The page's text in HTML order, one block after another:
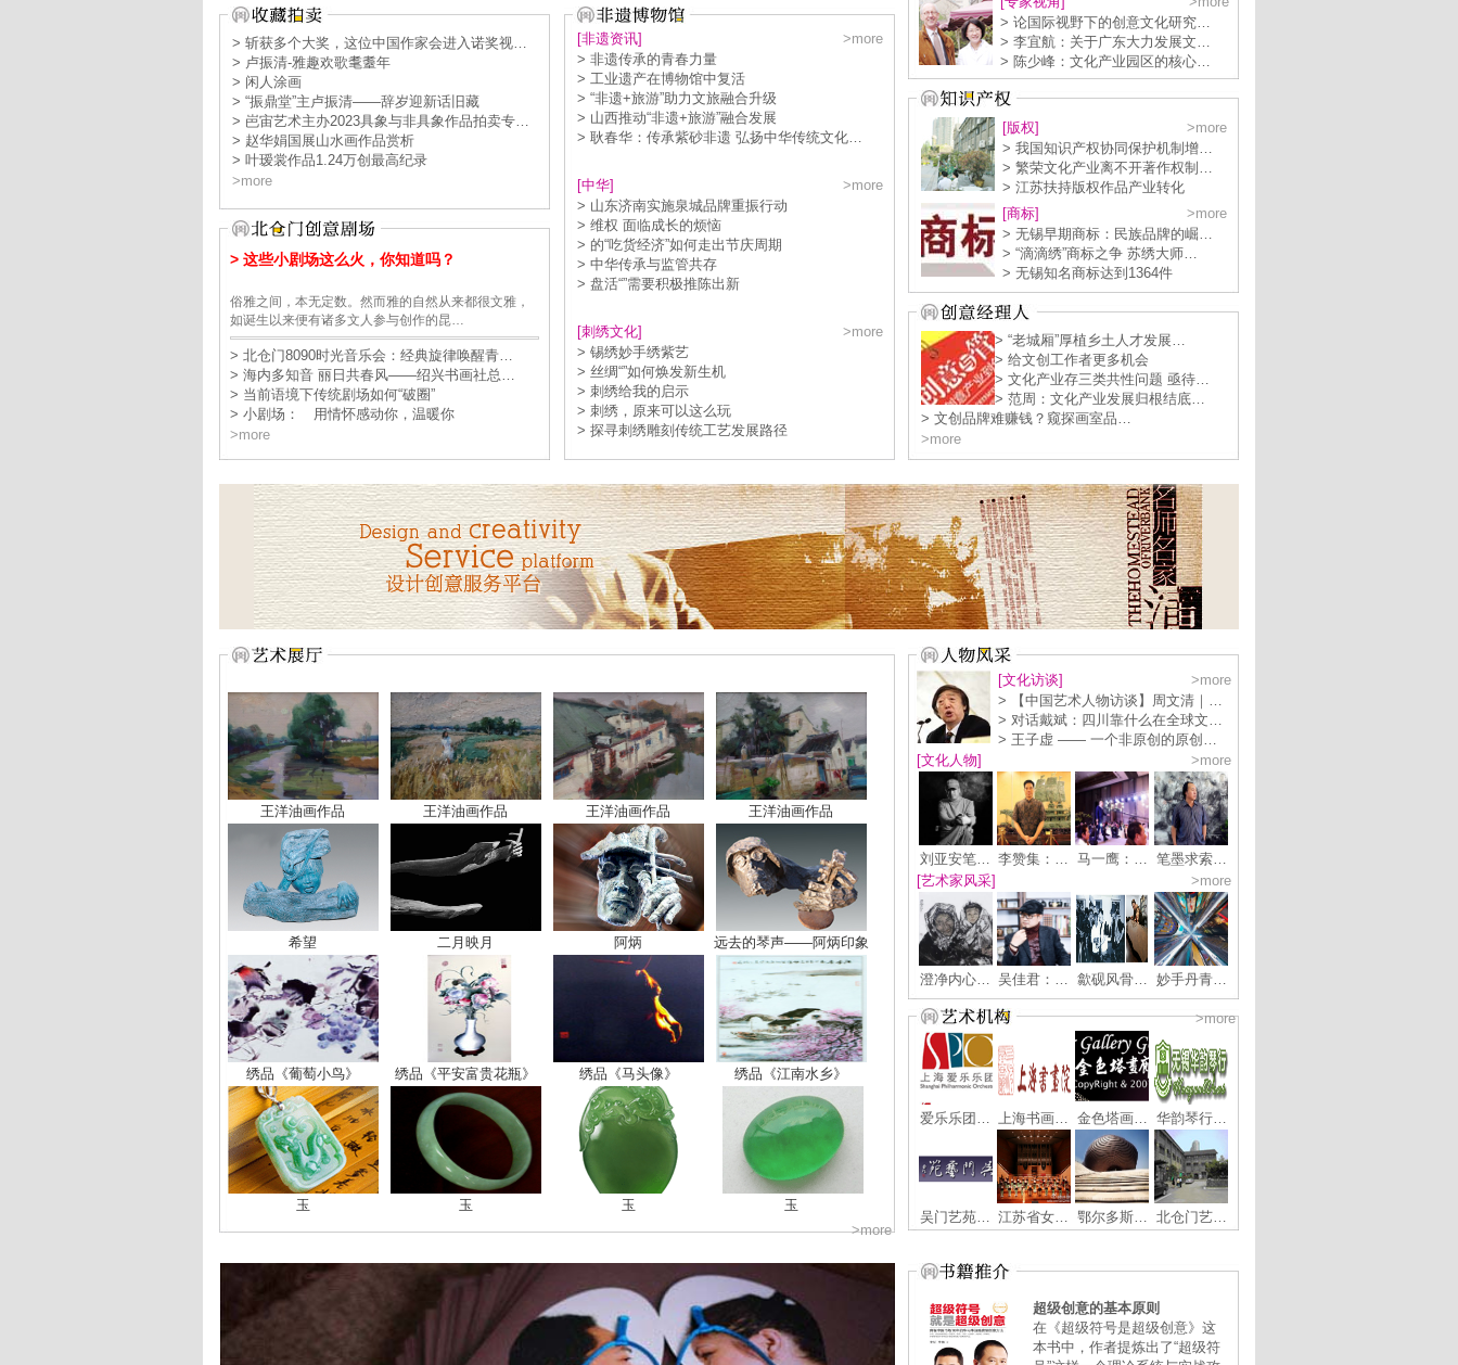
> 斩获多个大奖，这位中国作家会进入诺奖视…
> 卢振清-雅趣欢歌耄耋年
> 闲人涂画
> “振鼎堂”主卢振清——辞岁迎新话旧藏
> 岜宙艺术主办2023具象与非具象作品拍卖专…
> 赵华娟国展山水画作品赏析
> 叶瑷裳作品1.24万创最高纪录
>more
> 这些小剧场这么火，你知道吗？
俗雅之间，本无定数。然而雅的自然从来都很文雅，
如诞生以来便有诸多文人参与创作的昆…
> 北仓门8090时光音乐会：经典旋律唤醒青…
> 海内多知音 丽日共春风——绍兴书画社总…
> 当前语境下传统剧场如何“破圈”
> 小剧场： 用情怀感动你，温暖你
>more
[非遗资讯]
>more
> 非遗传承的青春力量
> 工业遗产在博物馆中复活
> “非遗+旅游”助力文旅融合升级
> 山西推动“非遗+旅游”融合发展
> 耿春华：传承紫砂非遗 弘扬中华传统文化…
[中华]
>more
> 山东济南实施泉城品牌重振行动
> 维权 面临成长的烦恼
> 的“吃货经济”如何走出节庆周期
> 中华传承与监管共存
> 盘活“”需要积极推陈出新
[刺绣文化]
>more
> 锡绣妙手绣紫艺
> 丝绸“”如何焕发新生机
> 刺绣给我的启示
> 刺绣，原来可以这么玩
> 探寻刺绣雕刻传统工艺发展路径
> 论国际视野下的创意文化研究…
> 李宜航：关于广东大力发展文…
> 陈少峰：文化产业园区的核心…
[版权]
>more
> 我国知识产权协同保护机制增…
> 繁荣文化产业离不开著作权制…
> 江苏扶持版权作品产业转化
[商标]
>more
> 无锡早期商标：民族品牌的崛…
> “滴滴绣”商标之争 苏绣大师…
> 无锡知名商标达到1364件
> “老城厢”厚植乡土人才发展…
> 给文创工作者更多机会
> 文化产业存三类共性问题 亟待…
> 范周：文化产业发展归根结底…
> 文创品牌难赚钱？窥探画室品…
>more
王洋油画作品 王洋油画作品 王洋油画作品 王洋油画作品
希望 二月映月 阿炳 远去的琴声——阿炳印象
绣品《葡萄小鸟》 绣品《平安富贵花瓶》 绣品《马头像》 绣品《江南水乡》
玉 玉 玉
玉
>more
[文化访谈]
>more
> 【中国艺术人物访谈】周文清｜…
> 对话戴斌：四川靠什么在全球文…
> 王子虚 —— 一个非原创的原创…
[文化人物]
>more
刘亚安笔… 李赞集：… 马一鹰：… 笔墨求索…
[艺术家风采]
>more
澄净内心… 吴佳君：… 歙砚风骨… 妙手丹青…
>more
爱乐乐团… 上海书画… 金色塔画… 华韵琴行…
吴门艺苑… 江苏省女… 鄂尔多斯… 北仓门艺…